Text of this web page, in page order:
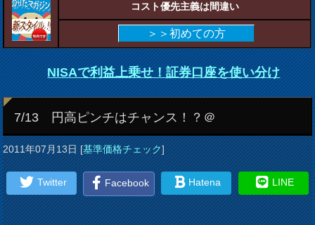
コスト優先主義は間違い
＞＞初めての方
NISAで利益上乗せ！証券口座を使い分け
7/13 円高ピンチはチャンス！？＠
2011年07月13日[基準価格チェック]
Twitter Facebook Hatena LINE